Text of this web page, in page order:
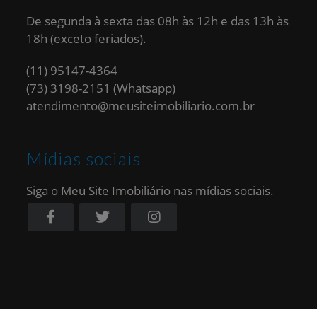
De segunda à sexta das 08h às 12h e das 13h às
18h (exceto feriados).
(11) 95147-4364
(73) 3198-2151 (Whatsapp)
atendimento@meusiteimobiliario.com.br
Mídias sociais
Siga o Meu Site Imobiliário nas mídias sociais.